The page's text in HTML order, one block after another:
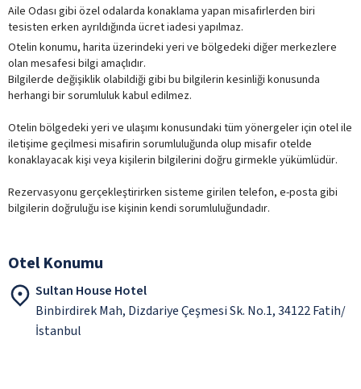
Aile Odası gibi özel odalarda konaklama yapan misafirlerden biri
tesisten erken ayrıldığında ücret iadesi yapılmaz.
Otelin konumu, harita üzerindeki yeri ve bölgedeki diğer merkezlere
olan mesafesi bilgi amaçlıdır.
Bilgilerde değişiklik olabildiği gibi bu bilgilerin kesinliği konusunda
herhangi bir sorumluluk kabul edilmez.
Otelin bölgedeki yeri ve ulaşımı konusundaki tüm yönergeler için otel ile
iletişime geçilmesi misafirin sorumluluğunda olup misafir otelde
konaklayacak kişi veya kişilerin bilgilerini doğru girmekle yükümlüdür.
Rezervasyonu gerçekleştirirken sisteme girilen telefon, e-posta gibi
bilgilerin doğruluğu ise kişinin kendi sorumluluğundadır.
Otel Konumu
Sultan House Hotel
Binbirdirek Mah, Dizdariye Çeşmesi Sk. No.1, 34122 Fatih/
İstanbul